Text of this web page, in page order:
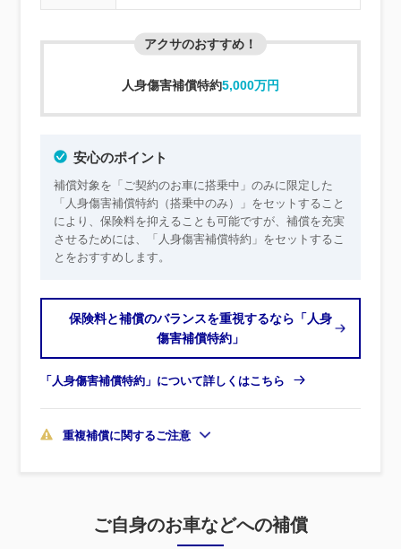
アクサのおすすめ！
人身傷害補償特約5,000万円
安心のポイント
補償対象を「ご契約のお車に搭乗中」のみに限定した
「人身傷害補償特約（搭乗中のみ）」をセットすること
により、保険料を抑えることも可能ですが、補償を充実
させるためには、「人身傷害補償特約」をセットするこ
とをおすすめします。
保険料と補償のバランスを重視するなら「人身
傷害補償特約」
「人身傷害補償特約」について詳しくはこちら
重複補償に関するご注意
ご自身のお車などへの補償